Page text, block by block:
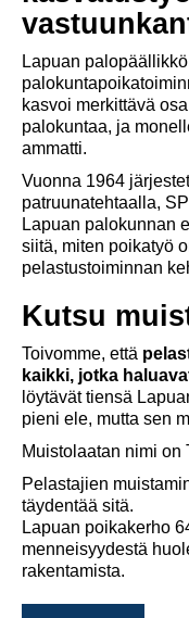
Lapuan palopäällikkö
kasvoi merkittävä
palokuntaa, ja
ammatti.
Vuonna 1964
patruunatehtaalla,
Lapuan palokunnan
siitä, miten poikatyö
pelastustoiminnan
Kutsu
Toivomme, että
kaikki, jotka
löytävät tiensä
pieni ele, mutta sen
Muistolaatan nimi on
Pelastajien
täydentää sitä.
Lapuan poikakerho
menneisyydestä
rakentamista.